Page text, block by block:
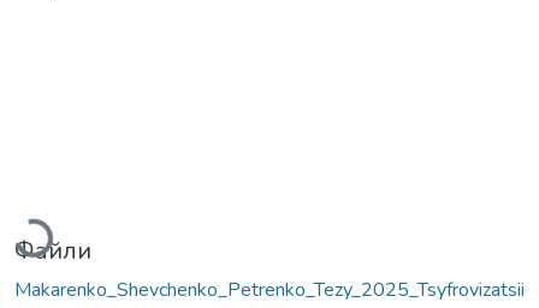
Вантажиться...
Файли
Makarenko_Shevchenko_Petrenko_Tezy_2025_Tsyfrovizatsii